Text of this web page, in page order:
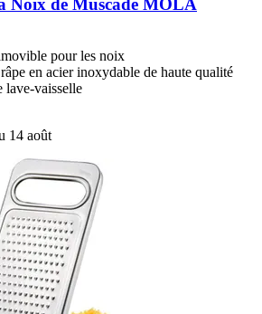
Noix de Muscade MOLA
pour les noix
en acier inoxydable de haute qualité
lave-vaisselle
14 août